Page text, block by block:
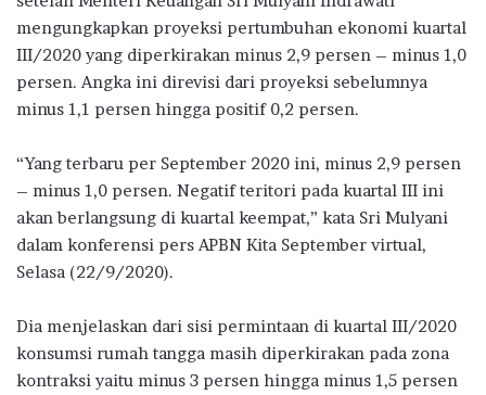
b
o
o
k
te
r
s
A
p
p
g
ra
m
e
mengungkapkan proyeksi pertumbuhan ekonomi kuartal
III/2020 yang diperkirakan minus 2,9 persen – minus 1,0
persen. Angka ini direvisi dari proyeksi sebelumnya
minus 1,1 persen hingga positif 0,2 persen.
“Yang terbaru per September 2020 ini, minus 2,9 persen
– minus 1,0 persen. Negatif teritori pada kuartal III ini
akan berlangsung di kuartal keempat,” kata Sri Mulyani
dalam konferensi pers APBN Kita September virtual,
Selasa (22/9/2020).
Dia menjelaskan dari sisi permintaan di kuartal III/2020
konsumsi rumah tangga masih diperkirakan pada zona
kontraksi yaitu minus 3 persen hingga minus 1,5 persen